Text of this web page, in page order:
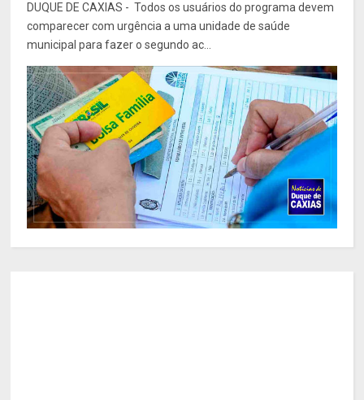
DUQUE DE CAXIAS - Todos os usuários do programa devem
comparecer com urgência a uma unidade de saúde
municipal para fazer o segundo ac...